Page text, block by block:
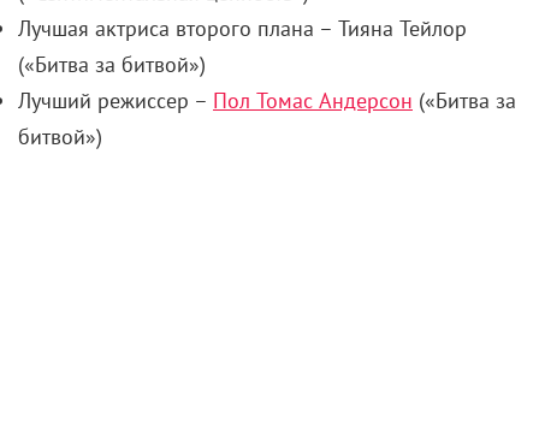
Лучшая актриса второго плана – Тияна Тейлор
(«Битва за битвой»)
Лучший режиссер – Пол Томас Андерсон («Битва за
битвой»)